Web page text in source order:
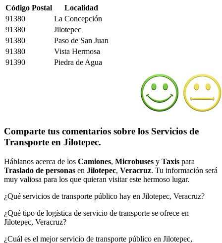
Código Postal
Localidad
91380
La Concepción
91380
Jilotepec
91380
Paso de San Juan
91380
Vista Hermosa
91390
Piedra de Agua
Comparte tus comentarios sobre los Servicios de
Transporte en Jilotepec.
Háblanos acerca de los Camiones, Microbuses y Taxis para
Traslado de personas en Jilotepec, Veracruz. Tu información será
muy valiosa para los que quieran visitar este hermoso lugar.
¿Qué servicios de transporte público hay en Jilotepec, Veracruz?
¿Qué tipo de logística de servicio de transporte se ofrece en
Jilotepec, Veracruz?
¿Cuál es el mejor servicio de transporte público en Jilotepec,